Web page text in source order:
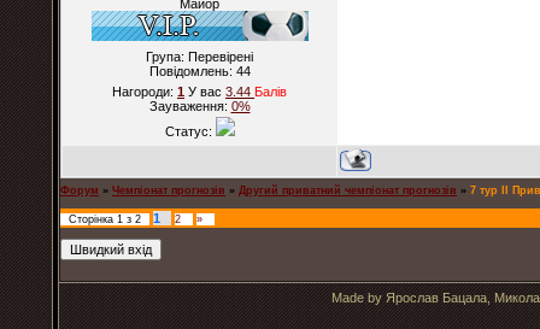
Майор
Група: Перевірені
Повідомлень: 44
Нагороди: 1 У вас 3.44 Балiв
Зауваження: 0%
Статус:
Форум » Чемпіонат прогнозів » Другий приватний чемпіонат прогнозів » 7 тур ІІ
Сторінка 1 з 2 1 2 »
Made by Ярослав Бацала,